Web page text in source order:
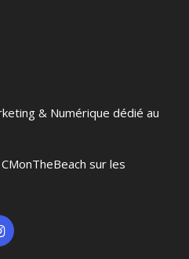
& Numérique dédié au
sur les